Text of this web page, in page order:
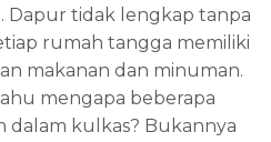
Dapur tidak lengkap tanpa
rumah tangga memiliki
makanan dan minuman.
mengapa beberapa
dalam kulkas? Bukannya